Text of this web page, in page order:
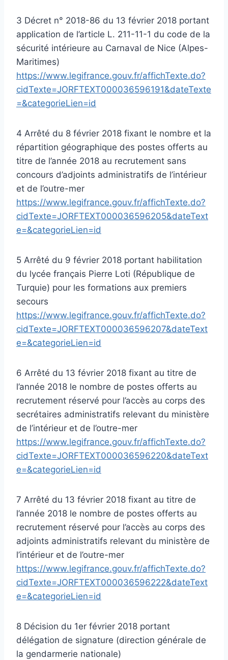
3 Décret n° 2018-86 du 13 février 2018 portant
application de l’article L. 211-11-1 du code de la
sécurité intérieure au Carnaval de Nice (Alpes-
Maritimes)
https://www.legifrance.gouv.fr/affichTexte.do?
cidTexte=JORFTEXT000036596191&dateTexte
=&categorieLien=id
4 Arrêté du 8 février 2018 fixant le nombre et la
répartition géographique des postes offerts au
titre de l’année 2018 au recrutement sans
concours d’adjoints administratifs de l’intérieur
et de l’outre-mer
https://www.legifrance.gouv.fr/affichTexte.do?
cidTexte=JORFTEXT000036596205&dateText
e=&categorieLien=id
5 Arrêté du 9 février 2018 portant habilitation
du lycée français Pierre Loti (République de
Turquie) pour les formations aux premiers
secours
https://www.legifrance.gouv.fr/affichTexte.do?
cidTexte=JORFTEXT000036596207&dateText
e=&categorieLien=id
6 Arrêté du 13 février 2018 fixant au titre de
l’année 2018 le nombre de postes offerts au
recrutement réservé pour l’accès au corps des
secrétaires administratifs relevant du ministère
de l’intérieur et de l’outre-mer
https://www.legifrance.gouv.fr/affichTexte.do?
cidTexte=JORFTEXT000036596220&dateText
e=&categorieLien=id
7 Arrêté du 13 février 2018 fixant au titre de
l’année 2018 le nombre de postes offerts au
recrutement réservé pour l’accès au corps des
adjoints administratifs relevant du ministère de
l’intérieur et de l’outre-mer
https://www.legifrance.gouv.fr/affichTexte.do?
cidTexte=JORFTEXT000036596222&dateText
e=&categorieLien=id
8 Décision du 1er février 2018 portant
délégation de signature (direction générale de
la gendarmerie nationale)